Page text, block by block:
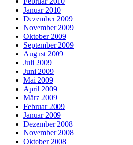
Januar 2010
Dezember 2009
November 2009
Oktober 2009
September 2009
August 2009
Juli 2009
Juni 2009
Mai 2009
April 2009
März 2009
Februar 2009
Januar 2009
Dezember 2008
November 2008
Oktober 2008